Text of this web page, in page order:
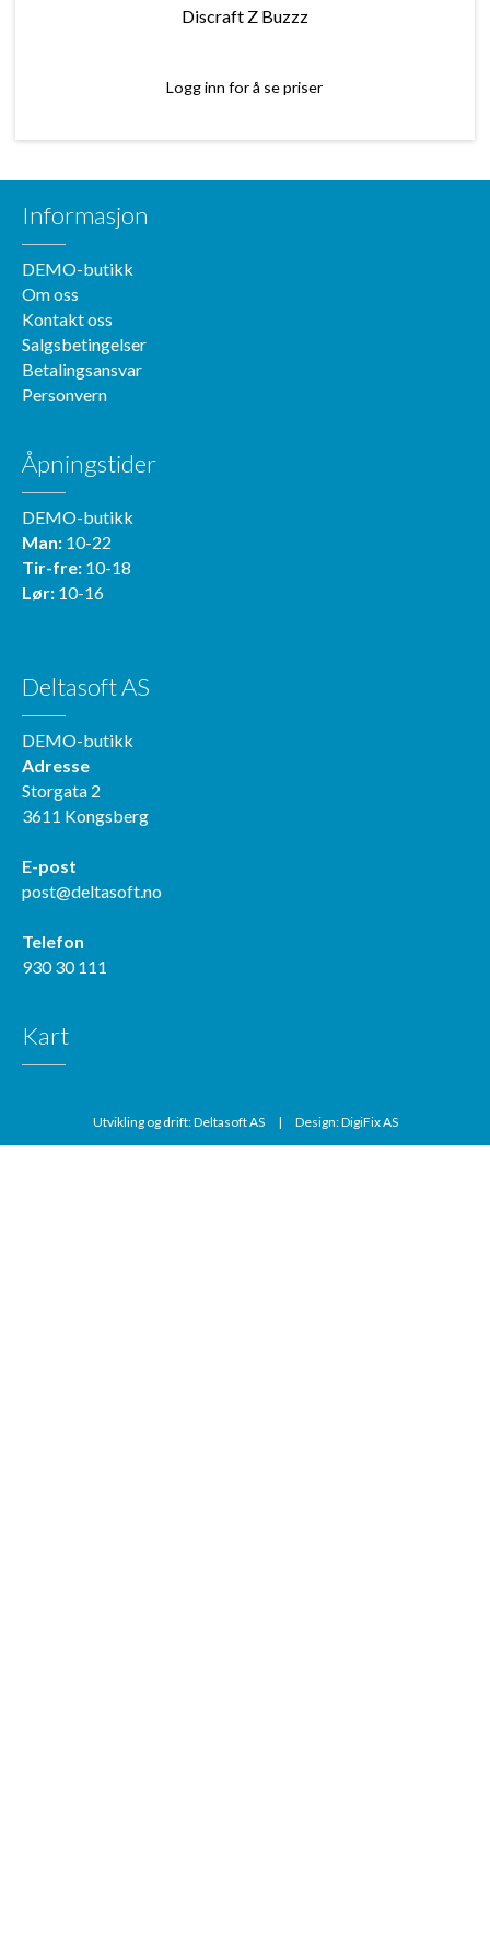
Discraft Z Buzzz
Logg inn for å se priser
Informasjon
DEMO-butikk
Om oss
Kontakt oss
Salgsbetingelser
Betalingsansvar
Personvern
Åpningstider
DEMO-butikk
Man: 10-22
Tir-fre: 10-18
Lør: 10-16
Deltasoft AS
DEMO-butikk
Adresse
Storgata 2
3611 Kongsberg
E-post
post@deltasoft.no
Telefon
930 30 111
Kart
Utvikling og drift: Deltasoft AS | Design: DigiFix AS